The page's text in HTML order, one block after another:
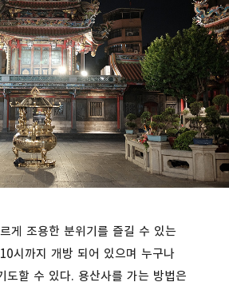
게 조용한 분위기를 즐길 수 있는
시까지 개방 되어 있으며 누구나
도할 수 있다. 용산사를 가는 방법은